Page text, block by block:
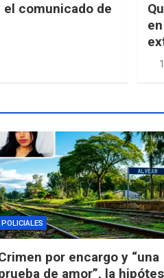
el comunicado de
POLICIALES
por encargo y “una
de amor”, la